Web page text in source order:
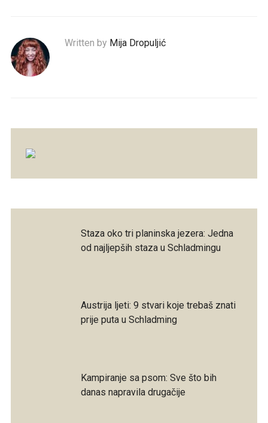
Written by Mija Dropuljić
Staza oko tri planinska jezera: Jedna
od najljepših staza u Schladmingu
Austrija ljeti: 9 stvari koje trebaš znati
prije puta u Schladming
Kampiranje sa psom: Sve što bih
danas napravila drugačije